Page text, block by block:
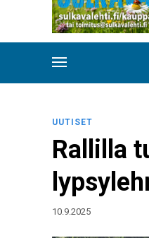
UUTISET
Rallilla
10.9.2025